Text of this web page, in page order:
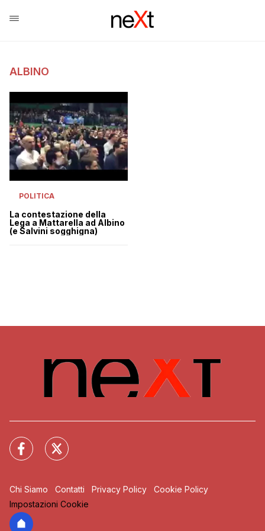
ALBINO
POLITICA
La contestazione della
Lega a Mattarella ad Albino
(e Salvini sogghigna)
Chi Siamo Contatti Privacy Policy
Cookie Policy
Impostazioni Cookie